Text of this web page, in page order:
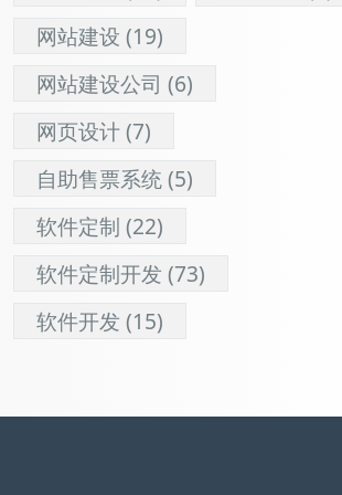
网站建设 (19)
网站建设公司 (6)
网页设计(7)
自助售票系统(5)
软件定制 (22)
软件定制开发 (73)
软件开发 (15)